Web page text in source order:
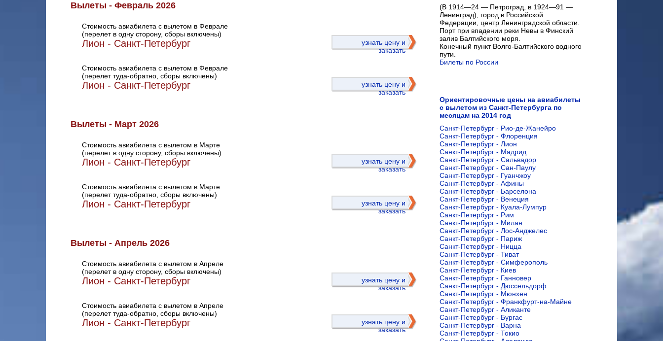
Вылеты - Февраль 2026
Стоимость авиабилета с вылетом в Феврале
(перелет в одну сторону, сборы включены)
Лион - Санкт-Петербург
узнать цену и
заказать
Стоимость авиабилета с вылетом в Феврале
(перелет туда-обратно, сборы включены)
Лион - Санкт-Петербург
узнать цену и
заказать
Вылеты - Март 2026
Стоимость авиабилета с вылетом в Марте
(перелет в одну сторону, сборы включены)
Лион - Санкт-Петербург
узнать цену и
заказать
Стоимость авиабилета с вылетом в Марте
(перелет туда-обратно, сборы включены)
Лион - Санкт-Петербург
узнать цену и
заказать
Вылеты - Апрель 2026
Стоимость авиабилета с вылетом в Апреле
(перелет в одну сторону, сборы включены)
Лион - Санкт-Петербург
узнать цену и
заказать
Стоимость авиабилета с вылетом в Апреле
(перелет туда-обратно, сборы включены)
Лион - Санкт-Петербург
узнать цену и
заказать
(В 1914—24 — Петроград, в 1924—91 —
Ленинград), город в Российской
Федерации, центр Ленинградской области.
Порт при впадении реки Невы в Финский
залив Балтийского моря.
Конечный пункт Волго-Балтийского водного
пути.
Билеты по России
Ориентировочные цены на авиабилеты
с вылетом из Санкт-Петербурга по
месяцам на 2014 год
Санкт-Петербург - Рио-де-Жанейро
Санкт-Петербург - Флоренция
Санкт-Петербург - Лион
Санкт-Петербург - Мадрид
Санкт-Петербург - Сальвадор
Санкт-Петербург - Сан-Паулу
Санкт-Петербург - Гуанчжоу
Санкт-Петербург - Афины
Санкт-Петербург - Барселона
Санкт-Петербург - Венеция
Санкт-Петербург - Куала-Лумпур
Санкт-Петербург - Рим
Санкт-Петербург - Милан
Санкт-Петербург - Лос-Анджелес
Санкт-Петербург - Париж
Санкт-Петербург - Ницца
Санкт-Петербург - Тиват
Санкт-Петербург - Симферополь
Санкт-Петербург - Киев
Санкт-Петербург - Ганновер
Санкт-Петербург - Дюссельдорф
Санкт-Петербург - Мюнхен
Санкт-Петербург - Франкфурт-на-Майне
Санкт-Петербург - Аликанте
Санкт-Петербург - Бургас
Санкт-Петербург - Варна
Санкт-Петербург - Токио